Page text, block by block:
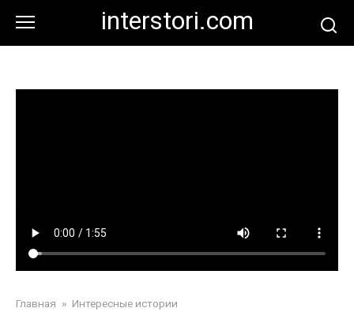
контенту
interstori.com
Главная » Интересные истории